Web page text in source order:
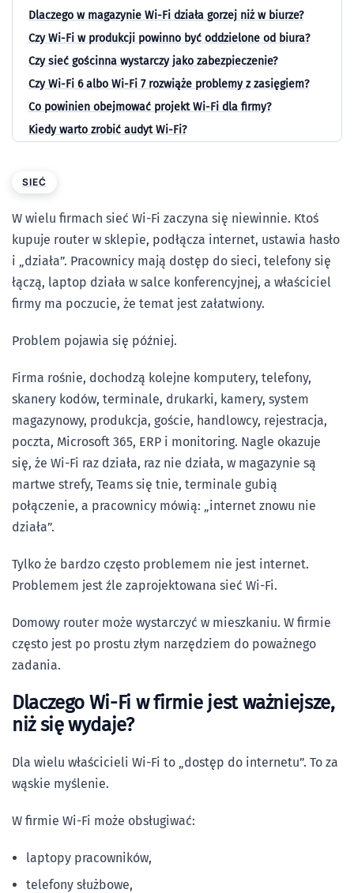
Dlaczego w magazynie Wi-Fi działa gorzej niż w biurze?
Czy Wi-Fi w produkcji powinno być oddzielone od biura?
Czy sieć gościnna wystarczy jako zabezpieczenie?
Czy Wi-Fi 6 albo Wi-Fi 7 rozwiąże problemy z zasięgiem?
Co powinien obejmować projekt Wi-Fi dla firmy?
Kiedy warto zrobić audyt Wi-Fi?
SIEĆ
W wielu firmach sieć Wi-Fi zaczyna się niewinnie. Ktoś
kupuje router w sklepie, podłącza internet, ustawia hasło
i „działa”. Pracownicy mają dostęp do sieci, telefony się
łączą, laptop działa w salce konferencyjnej, a właściciel
firmy ma poczucie, że temat jest załatwiony.
Problem pojawia się później.
Firma rośnie, dochodzą kolejne komputery, telefony,
skanery kodów, terminale, drukarki, kamery, system
magazynowy, produkcja, goście, handlowcy, rejestracja,
poczta, Microsoft 365, ERP i monitoring. Nagle okazuje
się, że Wi-Fi raz działa, raz nie działa, w magazynie są
martwe strefy, Teams się tnie, terminale gubią
połączenie, a pracownicy mówią: „internet znowu nie
działa”.
Tylko że bardzo często problemem nie jest internet.
Problemem jest źle zaprojektowana sieć Wi-Fi.
Domowy router może wystarczyć w mieszkaniu. W firmie
często jest po prostu złym narzędziem do poważnego
zadania.
Dlaczego Wi-Fi w firmie jest ważniejsze,
niż się wydaje?
Dla wielu właścicieli Wi-Fi to „dostęp do internetu”. To za
wąskie myślenie.
W firmie Wi-Fi może obsługiwać:
laptopy pracowników,
telefony służbowe,